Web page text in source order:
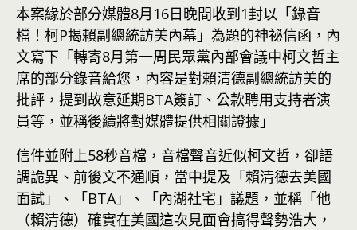
本案緣於部分媒體8月16日晚間收到1封以「錄音
檔！柯P揭賴副總統訪美內幕」為題的神祕信函，內
文寫下「轉寄8月第一周民眾黨內部會議中柯文哲主
席的部分錄音給您，內容是對賴清德副總統訪美的
批評，提到故意延期BTA簽訂、公款聘用支持者演
員等，並稱後續將對媒體提供相關證據」
信件並附上58秒音檔，音檔聲音近似柯文哲，卻語
調詭異、前後文不通順，當中提及「賴清德去美國
面試」、「BTA」、「內湖社宅」議題，並稱「他
（賴清德）確實在美國這次見面會搞得聲勢浩大，